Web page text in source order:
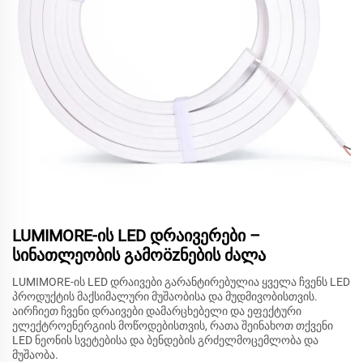
LUMIMORE-ის LED დრაივერები –
სინათლეობის გამოözნების ძალა
LUMIMORE-ის LED დრაივები გარანტირებულია ყველა ჩვენს LED
პროდუქტის მაქსიმალური მუშაობისა და მუდმივობისთვის.
აირჩიეთ ჩვენი დრაივები დამარცხებელი და ეფექტური
ელექტროენერგიის მოწოდებისთვის, რათა შეინახოთ თქვენი
LED ნეონის სვეტებისა და ბენდების გრძელმოცემლობა და
მუშაობა.